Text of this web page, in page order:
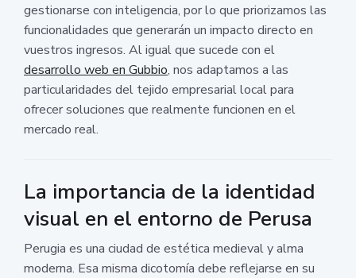
gestionarse con inteligencia, por lo que priorizamos las
funcionalidades que generarán un impacto directo en
vuestros ingresos. Al igual que sucede con el
desarrollo web en Gubbio, nos adaptamos a las
particularidades del tejido empresarial local para
ofrecer soluciones que realmente funcionen en el
mercado real.
La importancia de la identidad
visual en el entorno de Perusa
Perugia es una ciudad de estética medieval y alma
moderna. Esa misma dicotomía debe reflejarse en su